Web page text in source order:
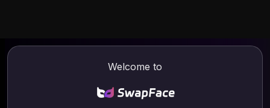
Welcome to
Video og foto online
| SwapFace